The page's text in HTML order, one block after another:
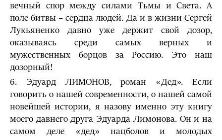
вечный спор между силами Тьмы и Света. А
поле битвы – сердца людей. Да и в жизни Сергей
Лукьяненко давно уже держит свой дозор,
оказываясь среди самых верных и
мужественных борцов за Россию. Это наш
дозорный!
6. Эдуард ЛИМОНОВ, роман «Дед». Если
говорить о нашей современности, о нашей самой
новейшей истории, я назову именно эту книгу
моего давнего друга Эдуарда Лимонова. Он и на
самом деле «дед» нацболов и молодых